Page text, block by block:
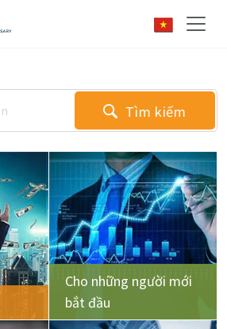
Tìm kiếm
Cho những người mới
bắt đầu